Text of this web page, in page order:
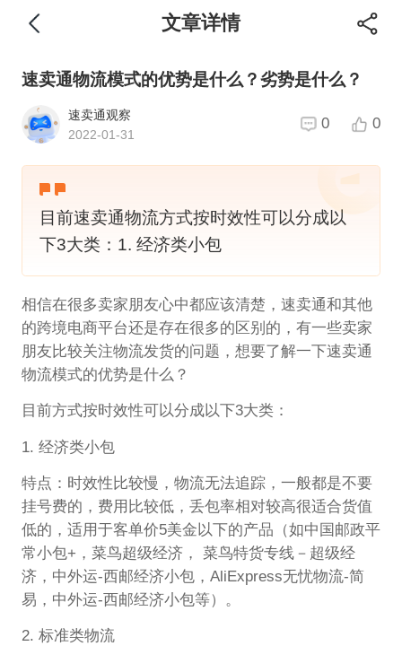
文章详情
速卖通物流模式的优势是什么？劣势是什么？
速卖通观察
2022-01-31
0 0
目前速卖通物流方式按时效性可以分成以
下3大类：1. 经济类小包
相信在很多卖家朋友心中都应该清楚，速卖通和其他
的跨境电商平台还是存在很多的区别的，有一些卖家
朋友比较关注物流发货的问题，想要了解一下速卖通
物流模式的优势是什么？
目前方式按时效性可以分成以下3大类：
1. 经济类小包
特点：时效性比较慢，物流无法追踪，一般都是不要
挂号费的，费用比较低，丢包率相对较高很适合货值
低的，适用于客单价5美金以下的产品（如中国邮政平
常小包+，菜鸟超级经济， 菜鸟特货专线－超级经
济，中外运-西邮经济小包，AliExpress无忧物流-简
易，中外运-西邮经济小包等）。
2. 标准类物流